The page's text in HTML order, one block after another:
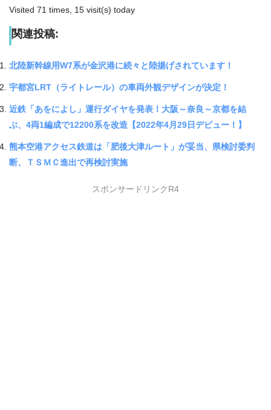
Visited 71 times, 15 visit(s) today
関連投稿:
北陸新幹線用W7系が金沢港に続々と陸揚げされています！
宇都宮LRT（ライトレール）の車両外観デザインが決定！
近鉄「あをによし」運行ダイヤを発表！大阪～奈良～京都を結
ぶ、4両1編成で12200系を改造【2022年4月29日デビュー！】
熊本空港アクセス鉄道は「肥後大津ルート」が妥当、県検討委判
断、ＴＳＭＣ進出で再検討実施
スポンサードリンクR4